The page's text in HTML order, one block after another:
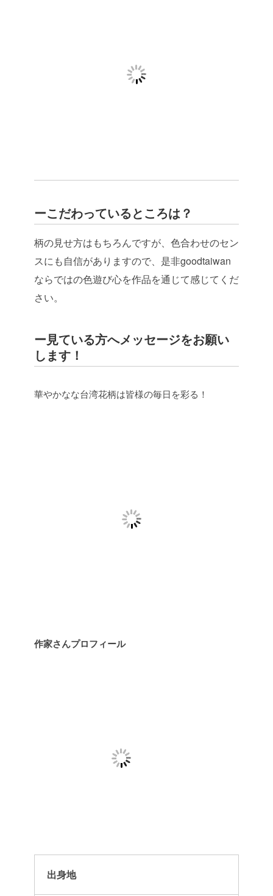
ーこだわっているところは？
柄の見せ方はもちろんですが、色合わせのセン
スにも自信がありますので、是非goodtaiwan
ならではの色遊び心を作品を通じて感じてくだ
さい。
ー見ている方へメッセージをお願い
します！
華やかなな台湾花柄は皆様の毎日を彩る！
作家さんプロフィール
出身地